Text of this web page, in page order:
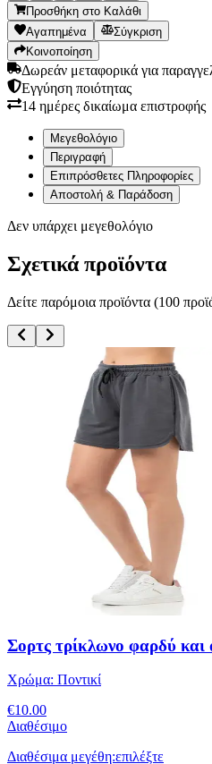
Προσθήκη στο Καλάθι
Αγαπημένα
Σύγκριση
Κοινοποίηση
Δωρεάν μεταφορικά για
Εγγύηση ποιότητας
14 ημέρες δικαίωμα επιστροφής
Μεγεθολόγιο
Περιγραφή
Επιπρόσθετες Πληροφορίες
Αποστολή & Παράδοση
Δεν υπάρχει μεγεθολόγιο
Σχετικά προϊόντα
Δείτε παρόμοια προϊόντα (100
Σορτς τρίκλωνο φαρδύ και
Χρώμα: Ποντικί
€10.00
Διαθέσιμο
Διαθέσιμα μεγέθη:επιλέξτε